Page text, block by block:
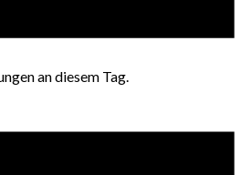
an diesem Tag.